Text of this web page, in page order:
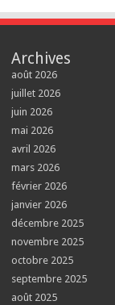
Archives
août 2026
juillet 2026
juin 2026
mai 2026
avril 2026
mars 2026
février 2026
janvier 2026
décembre 2025
novembre 2025
octobre 2025
septembre 2025
août 2025